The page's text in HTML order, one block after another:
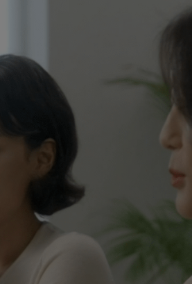
Cellapy商品一覧
今、BBクリームの波が再び。
yumiも推す進化した3種のミシ
2026.06.22